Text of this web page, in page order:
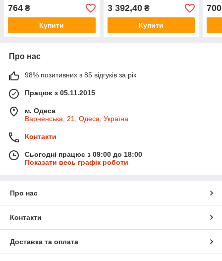
764 ₴
Купити
3 392,40₴
Купити
700
Про нас
98% позитивних з 85 відгуків за рік
Працює з 05.11.2015
м. Одеса
Варненська, 21, Одеса, Україна
Контакти
Сьогодні працює з 09:00 до 18:00
Показати весь графік роботи
Про нас
Контакти
Доставка та оплата